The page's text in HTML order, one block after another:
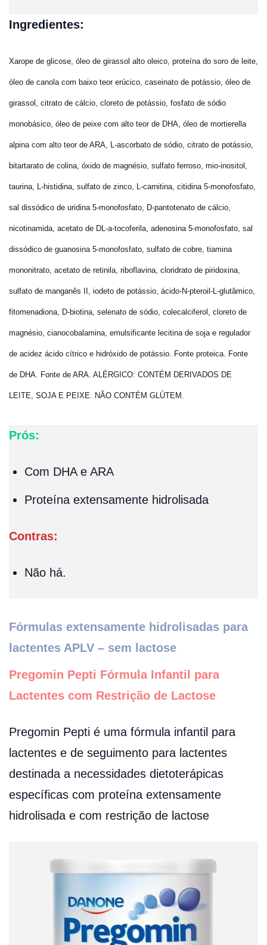
Ingredientes:
Xarope de glicose, óleo de girassol alto oleico, proteína do soro de leite,
óleo de canola com baixo teor erúcico, caseinato de potássio, óleo de
girassol, citrato de cálcio, cloreto de potássio, fosfato de sódio
monobásico, óleo de peixe com alto teor de DHA, óleo de mortierella
alpina com alto teor de ARA, L-ascorbato de sódio, citrato de potássio,
bitartarato de colina, óxido de magnésio, sulfato ferroso, mio-inositol,
taurina, L-histidina, sulfato de zinco, L-carnitina, citidina 5-monofosfato,
sal dissódico de uridina 5-monofosfato, D-pantotenato de cálcio,
nicotinamida, acetato de DL-a-tocoferila, adenosina 5-monofosfato, sal
dissódico de guanosina 5-monofosfato, sulfato de cobre, tiamina
mononitrato, acetato de retinila, riboflavina, cloridrato de piridoxina,
sulfato de manganês II, iodeto de potássio, ácido-N-pteroil-L-glutâmico,
fitomenadiona, D-biotina, selenato de sódio, colecalciferol, cloreto de
magnésio, cianocobalamina, emulsificante lecitina de soja e regulador
de acidez ácido cítrico e hidróxido de potássio. Fonte proteica. Fonte
de DHA. Fonte de ARA. ALÉRGICO: CONTÉM DERIVADOS DE
LEITE, SOJA E PEIXE. NÃO CONTÉM GLÚTEM.
Prós:
Com DHA e ARA
Proteína extensamente hidrolisada
Contras:
Não há.
Fórmulas extensamente hidrolisadas para
lactentes APLV – sem lactose
Pregomin Pepti Fórmula Infantil para
Lactentes com Restrição de Lactose
Pregomin Pepti é uma fórmula infantil para
lactentes e de seguimento para lactentes
destinada a necessidades dietoterápicas
específicas com proteína extensamente
hidrolisada e com restrição de lactose